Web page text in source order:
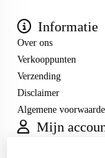
Informatie
Over ons
Verkooppunten
Verzending
Disclaimer
Algemene
Mijn